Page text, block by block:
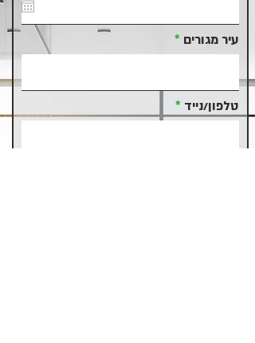
עיר מגורים
טלפון/נייד